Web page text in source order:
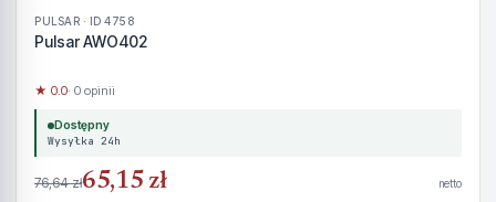
PULSAR · ID 4758
Pulsar AWO402
★ 0.0· 0 opinii
Dostępny
Wysyłka 24h
76,64 zł65,15 zł netto